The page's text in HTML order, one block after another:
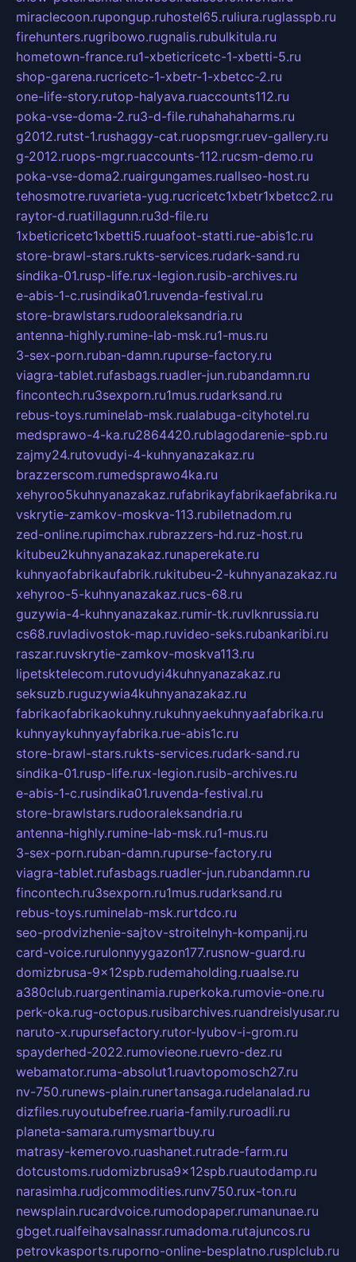
miraclecoon.rupongup.ruhostel65.ruliura.ruglasspb.ru
firehunters.rugribowo.rugnalis.rubulkitula.ru
hometown-france.ru1-xbeticricetc-1-xbetti-5.ru
shop-garena.rucricetc-1-xbetr-1-xbetcc-2.ru
one-life-story.rutop-halyava.ruaccounts112.ru
poka-vse-doma-2.ru3-d-file.ruhahahaharms.ru
g2012.rutst-1.rushaggy-cat.ruopsmgr.ruev-gallery.ru
g-2012.ruops-mgr.ruaccounts-112.rucsm-demo.ru
poka-vse-doma2.ruairgungames.ruallseo-host.ru
tehosmotre.ruvarieta-yug.rucricetc1xbetr1xbetcc2.ru
raytor-d.ruatillagunn.ru3d-file.ru
1xbeticricetc1xbetti5.ruuafoot-statti.rue-abis1c.ru
store-brawl-stars.rukts-services.rudark-sand.ru
sindika-01.rusp-life.rux-legion.rusib-archives.ru
e-abis-1-c.rusindika01.ruvenda-festival.ru
store-brawlstars.rudooraleksandria.ru
antenna-highly.rumine-lab-msk.ru1-mus.ru
3-sex-porn.ruban-damn.rupurse-factory.ru
viagra-tablet.rufasbags.ruadler-jun.rubandamn.ru
fincontech.ru3sexporn.ru1mus.rudarksand.ru
rebus-toys.ruminelab-msk.rualabuga-cityhotel.ru
medsprawo-4-ka.ru2864420.rublagodarenie-spb.ru
zajmy24.rutovudyi-4-kuhnyanazakaz.ru
brazzerscom.rumedsprawo4ka.ru
xehyroo5kuhnyanazakaz.rufabrikayfabrikaefabrika.ru
vskrytie-zamkov-moskva-113.rubiletnadom.ru
zed-online.rupimchax.rubrazzers-hd.ruz-host.ru
kitubeu2kuhnyanazakaz.runaperekate.ru
kuhnyaofabrikaufabrik.rukitubeu-2-kuhnyanazakaz.ru
xehyroo-5-kuhnyanazakaz.rucs-68.ru
guzywia-4-kuhnyanazakaz.rumir-tk.ruvlknrussia.ru
cs68.ruvladivostok-map.ruvideo-seks.rubankaribi.ru
raszar.ruvskrytie-zamkov-moskva113.ru
lipetsktelecom.rutovudyi4kuhnyanazakaz.ru
seksuzb.ruguzywia4kuhnyanazakaz.ru
fabrikaofabrikaokuhny.rukuhnyaekuhnyaafabrika.ru
kuhnyaykuhnyayfabrika.rue-abis1c.ru
store-brawl-stars.rukts-services.rudark-sand.ru
sindika-01.rusp-life.rux-legion.rusib-archives.ru
e-abis-1-c.rusindika01.ruvenda-festival.ru
store-brawlstars.rudooraleksandria.ru
antenna-highly.rumine-lab-msk.ru1-mus.ru
3-sex-porn.ruban-damn.rupurse-factory.ru
viagra-tablet.rufasbags.ruadler-jun.rubandamn.ru
fincontech.ru3sexporn.ru1mus.rudarksand.ru
rebus-toys.ruminelab-msk.rurtdco.ru
seo-prodvizhenie-sajtov-stroitelnyh-kompanij.ru
card-voice.rurulonnyygazon177.rusnow-guard.ru
domizbrusa-9x12spb.rudemaholding.ruaalse.ru
a380club.ruargentinamia.ruperkoka.rumovie-one.ru
perk-oka.rug-octopus.rusibarchives.ruandreislyusar.ru
naruto-x.rupursefactory.rutor-lyubov-i-grom.ru
spayderhed-2022.rumovieone.ruevro-dez.ru
webamator.ruma-absolut1.ruavtopomosch27.ru
nv-750.runews-plain.runertansaga.rudelanalad.ru
dizfiles.ruyoutubefree.ruaria-family.ruroadli.ru
planeta-samara.rumysmartbuy.ru
matrasy-kemerovo.ruashanet.rutrade-farm.ru
dotcustoms.rudomizbrusa9x12spb.ruautodamp.ru
narasimha.rudjcommodities.runv750.rux-ton.ru
newsplain.rucardvoice.rumodopaper.rumanunae.ru
gbget.rualfeihavsalnassr.rumadoma.rutajuncos.ru
petrovkasports.ruporno-online-besplatno.rusplclub.ru